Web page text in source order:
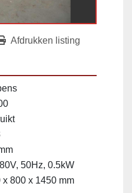
Afdrukken listing
50Hz, 0.5kW
x 800 x 1450 mm